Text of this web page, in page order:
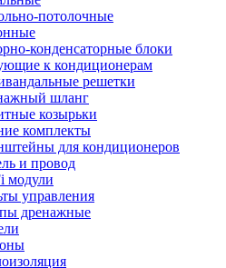
потолочные
конденсаторные блоки
к кондиционерам
решетки
шланг
козырьки
комплекты
для кондиционеров
и провод
модули
управления
дренажные